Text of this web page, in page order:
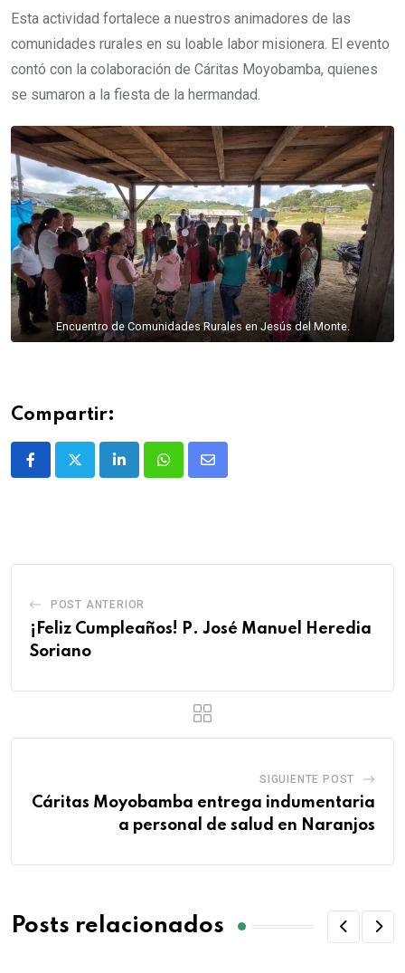
Esta actividad fortalece a nuestros animadores de las
comunidades rurales en su loable labor misionera. El evento
contó con la colaboración de Cáritas Moyobamba, quienes
se sumaron a la fiesta de la hermandad.
Encuentro de Comunidades Rurales en Jesús del Monte.
Compartir:
POST ANTERIOR
¡Feliz Cumpleaños! P. José Manuel Heredia
Soriano
SIGUIENTE POST
Cáritas Moyobamba entrega indumentaria
a personal de salud en Naranjos
Posts relacionados